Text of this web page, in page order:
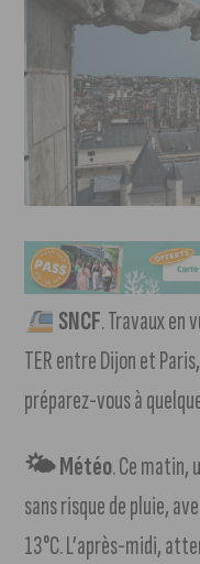
SNCF. Travaux en
TER entre Dijon et
préparez-vous à
🌤 Météo. Ce matin,
sans risque de pluie,
13°C. L’après-midi,